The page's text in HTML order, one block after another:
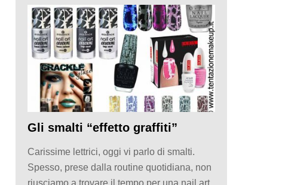
Gli smalti “effetto graffiti”
Carissime lettrici, oggi vi parlo di smalti.
Spesso, prese dalla routine quotidiana, non
riusciamo a trovare il tempo per una nail art